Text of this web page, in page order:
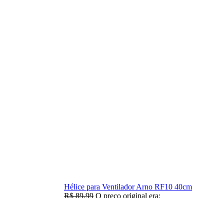
Hélice para Ventilador Arno RF10 40cm
R$89,99 O preço original era: